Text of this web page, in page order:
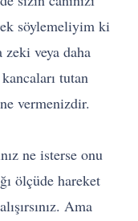
söylemeliyim ki
veya daha
tutan
vermenizdir.
ne isterse onu
ölçüde hareket
Ama